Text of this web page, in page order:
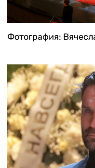
Фотография: